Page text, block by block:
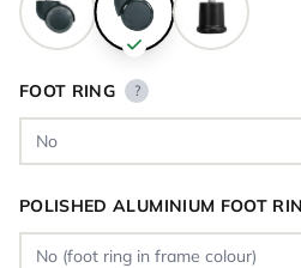
FOOT RING ?
POLISHED ALUMINIUM FOOT